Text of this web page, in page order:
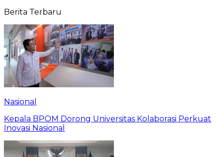
Berita Terbaru
Nasional
Kepala BPOM Dorong Universitas Kolaborasi Perkuat
Inovasi Nasional